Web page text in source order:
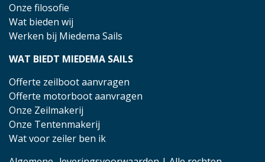
Onze filosofie
Wat bieden wij
Werken bij Miedema Sails
WAT BIEDT MIEDEMA SAILS
Offerte zeilboot aanvragen
Offerte motorboot aanvragen
Onze Zeilmakerij
Onze Tentenmakerij
Wat voor zeiler ben ik